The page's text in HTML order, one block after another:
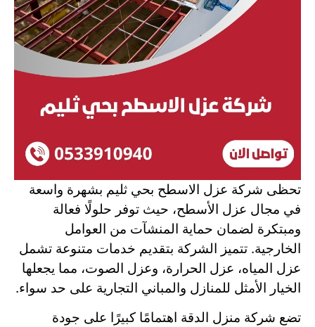
تحظى شركة عزل الاسطح بحي ثليم بشهرة واسعة
في مجال عزل الأسطح، حيث توفر حلولًا فعالة
ومبتكرة لضمان حماية المنشآت من العوامل
الخارجية. تتميز الشركة بتقديم خدمات متنوعة تشمل
عزل المياه، عزل الحرارة، وعزل الصوت، مما يجعلها
الخيار الأمثل للمنازل والمباني التجارية على حد سواء.
تضع شركة منزل الدقة اهتمامًا كبيرًا على جودة